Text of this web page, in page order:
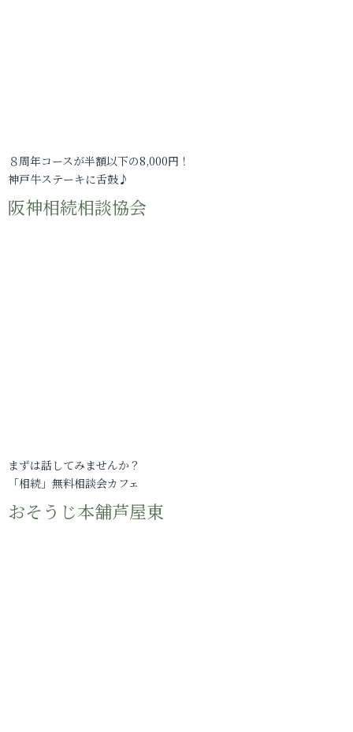
８周年コースが半額以下の8,000円！
神戸牛ステーキに舌鼓♪
阪神相続相談協会
まずは話してみませんか？
「相続」無料相談会カフェ
おそうじ本舗芦屋東